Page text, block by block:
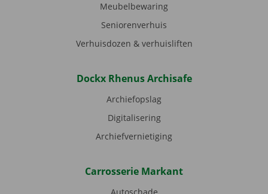
Meubelbewaring
Seniorenverhuis
Verhuisdozen & verhuisliften
Dockx Rhenus Archisafe
Archiefopslag
Digitalisering
Archiefvernietiging
Carrosserie Markant